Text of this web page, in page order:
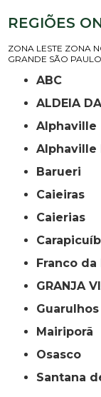
REGIÕES
ZONA LESTE ZONA
GRANDE SÃO PAULO
ABC
ALDEIA
Alphaville
Barueri
Caieiras
Caierias
Franco
GRANJA
Guarulhos
Mairiporã
Osasco
Santana